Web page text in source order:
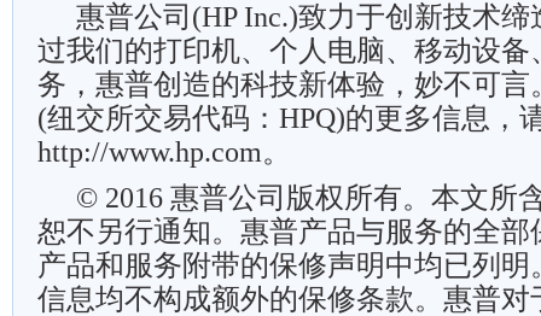
惠普公司(HP Inc.)致力于创新技术
过我们的打印机、个人电脑、移动设备
务，惠普创造的科技新体验，妙不可言
(纽交所交易代码：HPQ)的更多信息，
http://www.hp.com。
© 2016 惠普公司版权所有。本文所
恕不另行通知。惠普产品与服务的全部
产品和服务附带的保修声明中均已列明
信息均不构成额外的保修条款。惠普对